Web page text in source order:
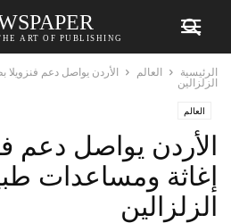
ART OF PUBLISHING
الرئيسية العالم
الأردن يواصل دعم فنزويلا
الزلزالين
العالم
الأردن يواصل دعم
إغاثة ومساعدات
الزلزالين